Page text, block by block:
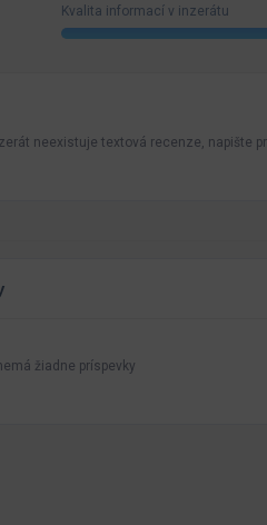
Kvalita informací v inzerátu
neexistuje textová recenze, napište
žiadne príspevky